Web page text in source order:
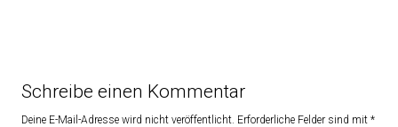
Schreibe einen Kommentar
Deine E-Mail-Adresse wird nicht veröffentlicht. Erforderliche Felder sind mit *